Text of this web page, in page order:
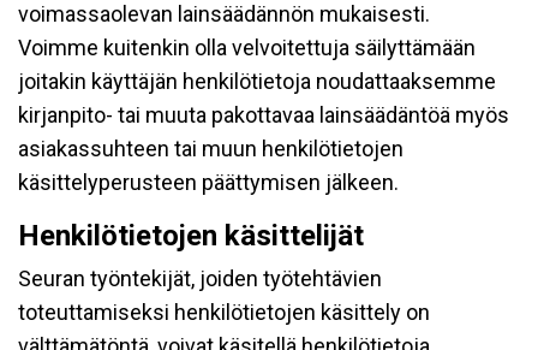
voimassaolevan lainsäädännön mukaisesti.
Voimme kuitenkin olla velvoitettuja säilyttämään
joitakin käyttäjän henkilötietoja noudattaaksemme
kirjanpito- tai muuta pakottavaa lainsäädäntöä myös
asiakassuhteen tai muun henkilötietojen
käsittelyperusteen päättymisen jälkeen.
Henkilötietojen käsittelijät
Seuran työntekijät, joiden työtehtävien
toteuttamiseksi henkilötietojen käsittely on